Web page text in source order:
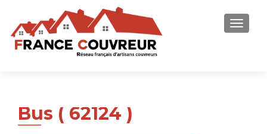
Bus ( 62124 )